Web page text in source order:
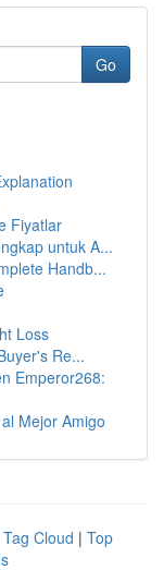
Go
Fiyatlar
untuk A...
Handb...
Loss
Re...
Emperor268:
Mejor Amigo
Tag Cloud | Top